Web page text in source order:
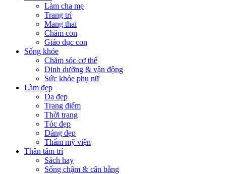
Làm cha mẹ
Trang trí
Mang thai
Chăm con
Giáo dục con
Sống khỏe
Chăm sóc cơ thể
Dinh dưỡng & vận động
Sức khỏe phụ nữ
Làm đẹp
Da đẹp
Trang điểm
Thời trang
Tóc đẹp
Dáng đẹp
Thẩm mỹ viện
Thân tâm trí
Sách hay
Sống chậm & cân bằng